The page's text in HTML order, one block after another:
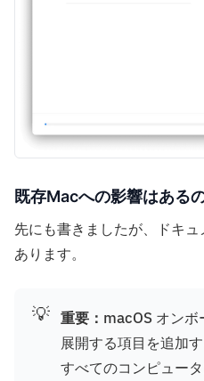
既存Macへの影響はある
先にも書きましたが、ドキ
あります。
💡 重要： macOS オンボ
展開する項目を追加
すべてのコンピュー